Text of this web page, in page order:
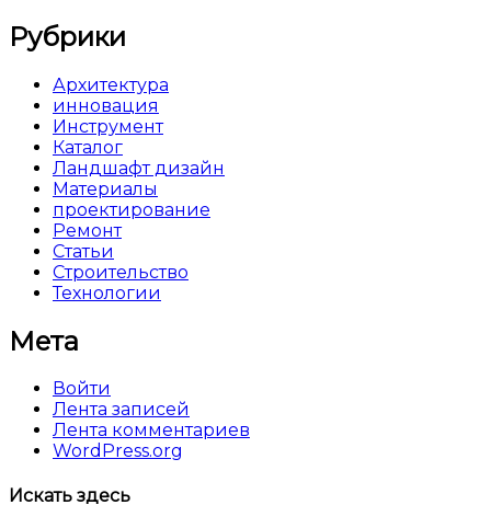
Рубрики
Архитектура
инновация
Инструмент
Каталог
Ландшафт дизайн
Материалы
проектирование
Ремонт
Статьи
Строительство
Технологии
Мета
Войти
Лента записей
Лента комментариев
WordPress.org
Искать здесь